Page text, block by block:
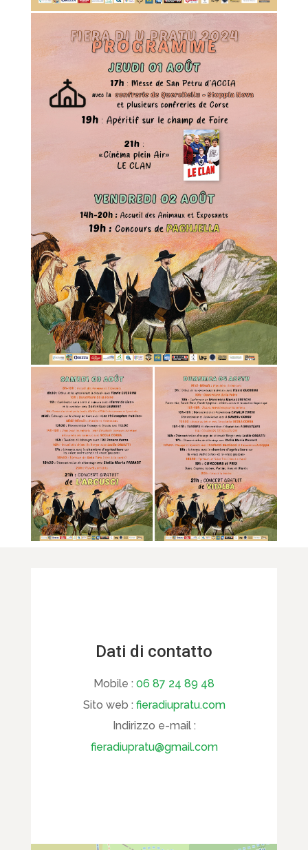
Dati di contatto
Mobile : 06 87 24 89 48
Sito web : fieradiupratu.com
Indirizzo e-mail :
fieradiupratu@gmail.com